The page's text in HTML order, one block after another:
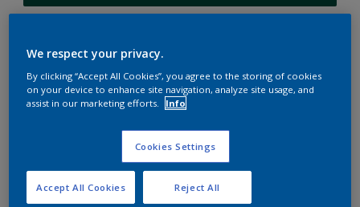
1L
Quantité Calculateur de peinture
Calculer
We respect your privacy.
By clicking “Accept All Cookies”, you agree to the storing of cookies
on your device to enhance site navigation, analyze site usage, and
assist in our marketing efforts.
Info
Cookies Settings
Reject All
Accept All Cookies